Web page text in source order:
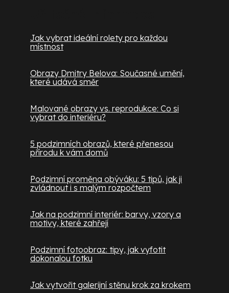
Jak vybrat ideální rolety pro každou
místnost
Obrazy Dmitry Belova: Současné umění,
které udává směr
Malované obrazy vs. reprodukce: Co si
vybrat do interiéru?
5 podzimních obrazů, které přenesou
přírodu k vám domů
Podzimní proměna obýváku: 5 tipů, jak ji
zvládnout i s malým rozpočtem
Jak na podzimní interiér: barvy, vzory a
motivy, které zahřejí
Podzimní fotoobraz: tipy, jak vyfotit
dokonalou fotku
Jak vytvořit galerijní stěnu krok za krokem